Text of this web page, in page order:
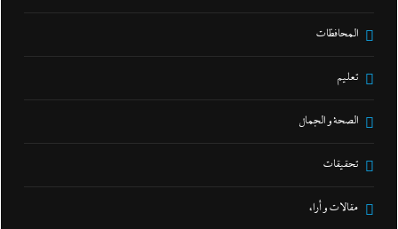
المحافظات
تعليم
الصحة و الجمال
تحقيقات
مقالات و أراء